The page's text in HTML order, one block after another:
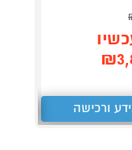
ורכישה